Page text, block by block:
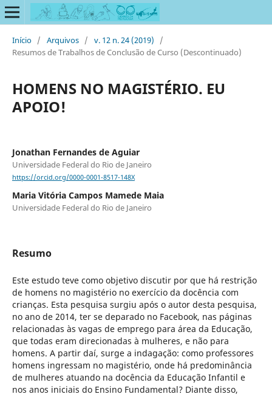
Início / Arquivos / v. 12 n. 24 (2019)
/
Resumos de Trabalhos de Conclusão de Curso (Descontinuado)
HOMENS NO MAGISTÉRIO. EU
APOIO!
Jonathan Fernandes de Aguiar
Universidade Federal do Rio de Janeiro
https://orcid.org/0000-0001-8517-148X
Maria Vitória Campos Mamede Maia
Universidade Federal do Rio de Janeiro
Resumo
Este estudo teve como objetivo discutir por que há restrição
de homens no magistério no exercício da docência com
crianças. Esta pesquisa surgiu após o autor desta pesquisa,
no ano de 2014, ter se deparado no Facebook, nas páginas
relacionadas às vagas de emprego para área da Educação,
que todas eram direcionadas à mulheres, e não para
homens. A partir daí, surge a indagação: como professores
homens ingressam no magistério, onde há predominância
de mulheres atuando na docência da Educação Infantil e
nos anos iniciais do Ensino Fundamental? Diante disso,